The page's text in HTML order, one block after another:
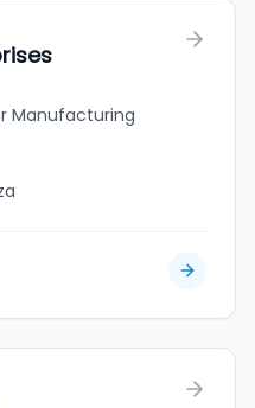
Manufacturing